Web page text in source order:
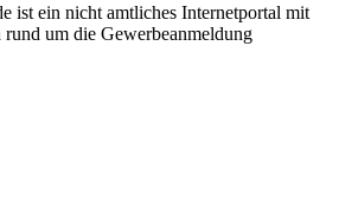
ist ein nicht amtliches Internetportal mit
um die Gewerbeanmeldung